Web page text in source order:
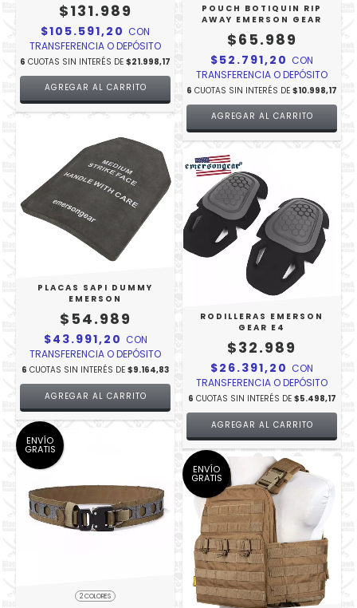
$131.989
$105.591,20 CON
TRANSFERENCIA O DEPÓSITO
6 CUOTAS SIN INTERÉS DE $21.998,17
AGREGAR AL CARRITO
POUCH BOTIQUIN RIP
AWAY EMERSON GEAR
$65.989
$52.791,20 CON
TRANSFERENCIA O DEPÓSITO
6 CUOTAS SIN INTERÉS DE $10.998,17
AGREGAR AL CARRITO
PLACAS SAPI DUMMY
EMERSON
$54.989
$43.991,20 CON
TRANSFERENCIA O DEPÓSITO
6 CUOTAS SIN INTERÉS DE $9.164,83
RODILLERAS EMERSON
GEAR E4
$32.989
$26.391,20 CON
TRANSFERENCIA O DEPÓSITO
6 CUOTAS SIN INTERÉS DE $5.498,17
ENVÍO
GRATIS
2 COLORES
ENVÍO
GRATIS